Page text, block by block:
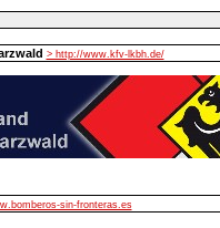
> http://www.kfv-lkbh.de/
sin-fronteras.es